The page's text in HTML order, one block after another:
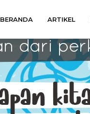
BERANDA ARTIKEL